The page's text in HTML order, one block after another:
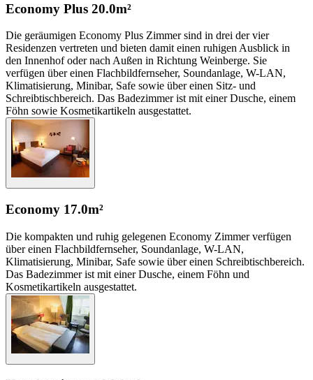
Economy Plus 20.0m²
Die geräumigen Economy Plus Zimmer sind in drei der vier
Residenzen vertreten und bieten damit einen ruhigen Ausblick in
den Innenhof oder nach Außen in Richtung Weinberge. Sie
verfügen über einen Flachbildfernseher, Soundanlage, W-LAN,
Klimatisierung, Minibar, Safe sowie über einen Sitz- und
Schreibtischbereich. Das Badezimmer ist mit einer Dusche, einem
Föhn sowie Kosmetikartikeln ausgestattet.
Economy 17.0m²
Die kompakten und ruhig gelegenen Economy Zimmer verfügen
über einen Flachbildfernseher, Soundanlage, W-LAN,
Klimatisierung, Minibar, Safe sowie über einen Schreibtischbereich.
Das Badezimmer ist mit einer Dusche, einem Föhn und
Kosmetikartikeln ausgestattet.